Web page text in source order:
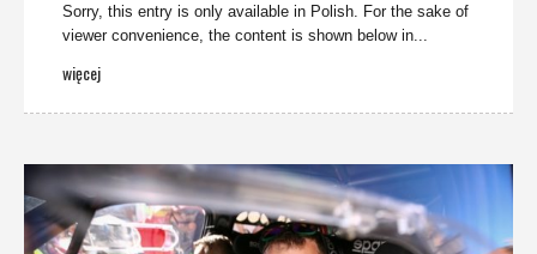
Sorry, this entry is only available in Polish. For the sake of
viewer convenience, the content is shown below in...
więcej